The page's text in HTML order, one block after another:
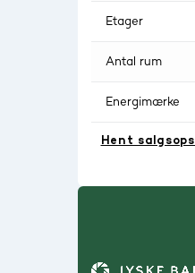
Etager
Antal rum
Energimærke
Hent